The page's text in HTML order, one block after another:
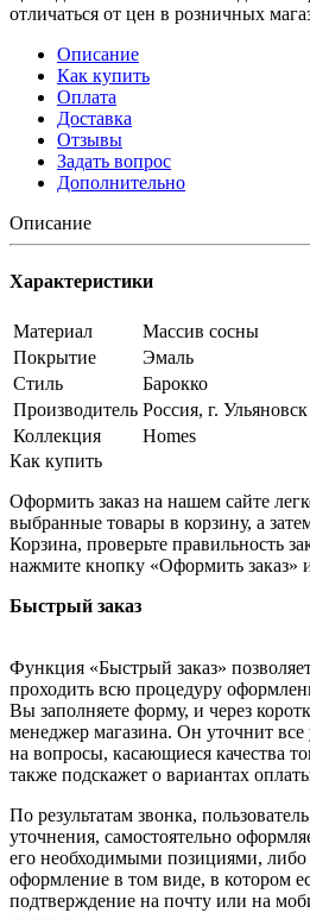
отличаться от цен в розничных
Описание
Как купить
Оплата
Доставка
Отзывы
Задать вопрос
Дополнительно
Описание
Характеристики
Материал
Массив сосны
Покрытие
Эмаль
Стиль
Барокко
Производитель Россия, г. Ульяновск
Коллекция
Homes
Как купить
Оформить заказ на нашем сайте
выбранные товары в корзину, а
Корзина, проверьте правильность
нажмите кнопку «Оформить заказ»
Быстрый заказ
Функция «Быстрый заказ»
проходить всю процедуру
Вы заполняете форму, и через
менеджер магазина. Он уточнит все
на вопросы, касающиеся качества
также подскажет о вариантах
По результатам звонка,
уточнения, самостоятельно
его необходимыми позициями, либо
оформление в том виде, в котором
подтверждение на почту или на